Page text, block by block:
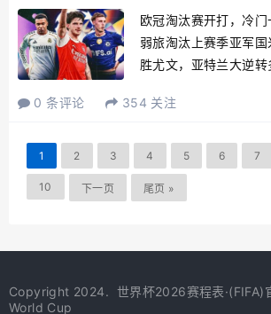
欧冠淘汰赛开打，冷
弱旅淘汰上赛季亚军
胜尤文，亚特兰大逆
队躺进决赛区，有的豪
外媒最新实...
0 条评论 354 关注
1 2 3 4 5 6 7
10 下一页 尾页 »
Copyright 2024. 世界杯2026赛程表
World Cup